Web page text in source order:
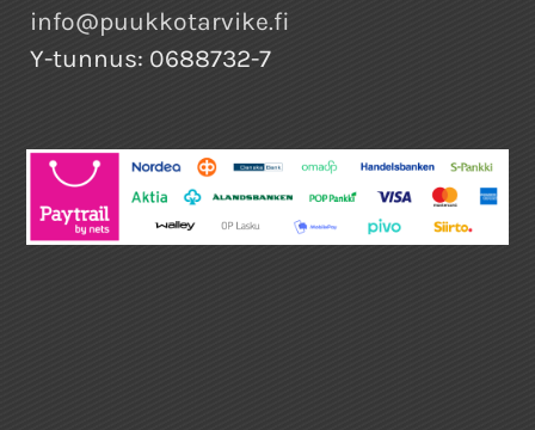
info@puukkotarvike.fi
Y-tunnus: 0688732-7